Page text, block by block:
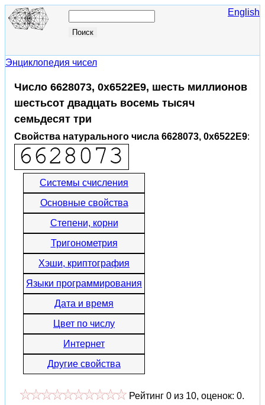
English
Энциклопедия чисел
Число 6628073, 0x6522E9, шесть миллионов
шестьсот двадцать восемь тысяч
семьдесят три
Свойства натурального числа 6628073, 0x6522E9:
Системы счисления
Основные свойства
Степени, корни
Тригонометрия
Хэши, криптография
Языки программирования
Дата и время
Цвет по числу
Интернет
Другие свойства
Рейтинг 0 из 10, оценок: 0.